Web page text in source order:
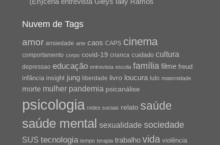
Nuvem de Tags
amor ansiedade arte caos CAPS cinema
comportamento corpo covid-19 crianca cuidado cultura
depressao educação entrevista escola família filme freud
infância insight jung liberdade livro loucura luto maternidade
morte mulher pandemia psicanálise
psicologia redes sociais relato saúde
saúde mental sexualidade sociedade
SUS tecnologia tempo terapia trabalho vida violência